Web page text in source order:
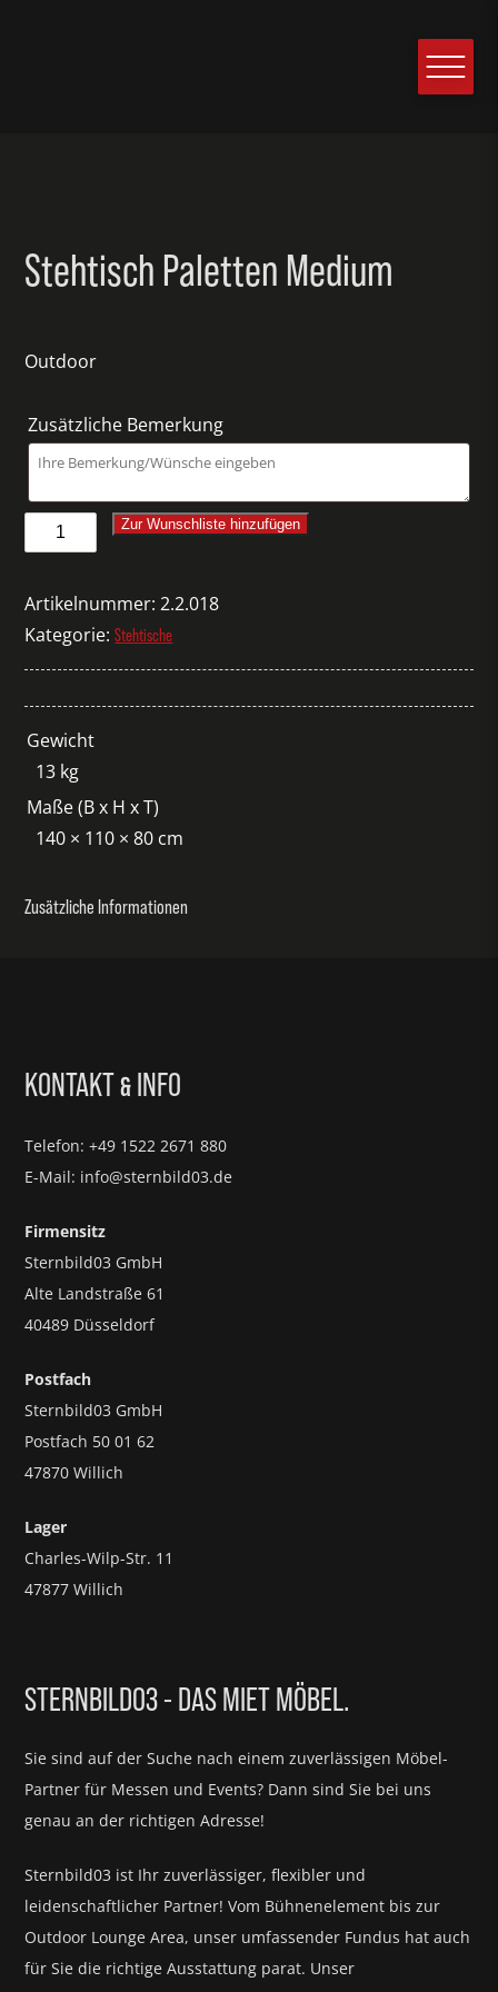
Stehtisch Paletten Medium
Outdoor
Zusätzliche Bemerkung
Stehtisch
Paletten
Zur Wunschliste hinzufügen
Artikelnummer:2.2.018
Kategorie:Stehtische
Gewicht
13 kg
Maße (B x H x T)
140 × 110 × 80 cm
Zusätzliche Informationen
KONTAKT& INFO
Telefon: +49 1522 2671 880
E-Mail: info@sternbild03.de
Firmensitz
Sternbild03 GmbH
Alte Landstraße 61
40489 Düsseldorf
Postfach
Sternbild03 GmbH
Postfach 50 01 62
47870 Willich
Lager
Charles-Wilp-Str. 11
47877 Willich
STERNBILD03 - DAS MIET MÖBEL.
Sie sind auf der Suche nach einem zuverlässigen Möbel-
Partner für Messen und Events? Dann sind Sie bei uns
genau an der richtigen Adresse!
Sternbild03 ist Ihr zuverlässiger, flexibler und
leidenschaftlicher Partner! Vom Bühnenelement bis zur
Outdoor Lounge Area, unser umfassender Fundus hat auch
für Sie die richtige Ausstattung parat. Unser